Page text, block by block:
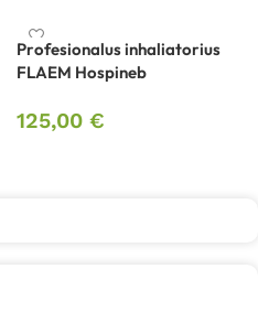
Profesionalus inhaliatorius
FLAEM Hospineb
125,00 €